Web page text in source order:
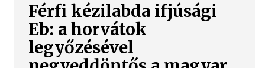
Férfi kézilabda ifjúsági
Eb: a horvátok
legyőzésével